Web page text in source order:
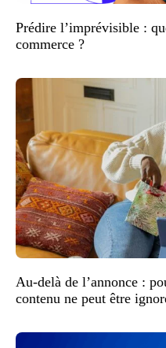
Prédire l’imprévisible :
commerce ?
Au-delà de l’annonce :
contenu ne peut être